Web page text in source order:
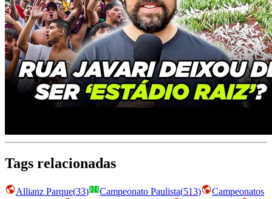
Tags relacionadas
Allianz Parque(33) Campeonato Paulista(513)
Campeonatos